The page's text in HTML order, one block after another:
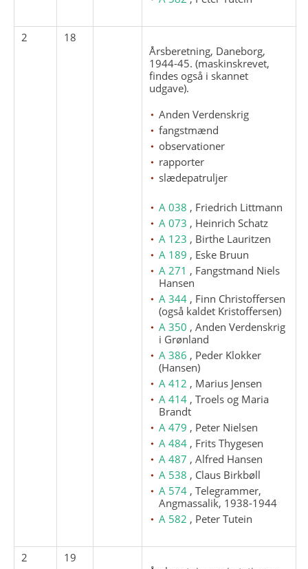
2
18
Årsberetning, Daneborg,
1944-45. (maskinskrevet,
findes også i skannet
udgave).
Anden Verdenskrig
fangstmænd
observationer
rapporter
slædepatruljer
A 038 , Friedrich Littmann
A 073 , Heinrich Schatz
A 123 , Birthe Lauritzen
A 189 , Eske Bruun
A 271 , Fangstmand Niels
Hansen
A 344 , Finn Christoffersen
(også kaldet Kristoffersen)
A 350 , Anden Verdenskrig
i Grønland
A 386 , Peder Klokker
(Hansen)
A 412 , Marius Jensen
A 414 , Troels og Maria
Brandt
A 479 , Peter Nielsen
A 484 , Frits Thygesen
A 487 , Alfred Hansen
A 538 , Claus Birkbøll
A 574 , Telegrammer,
Angmassalik, 1938-1944
A 582 , Peter Tutein
2
19